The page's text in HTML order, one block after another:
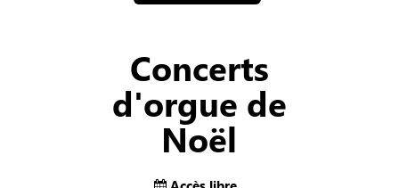
Concerts
d'orgue de
Noël